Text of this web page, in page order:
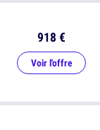
918 €
Voir l'offre